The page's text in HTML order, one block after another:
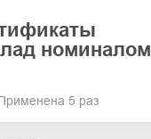
номиналом
5 раз